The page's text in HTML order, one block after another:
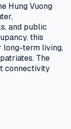
Hung Vuong
and public
this
long-term living,
The
connectivity